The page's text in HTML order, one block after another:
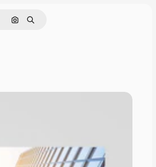
画像で検索
検索